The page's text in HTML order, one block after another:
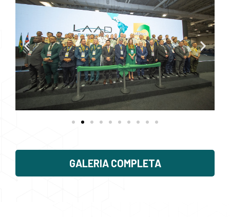
GALERIA COMPLETA